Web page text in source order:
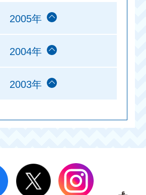
2005年
2004年
2003年